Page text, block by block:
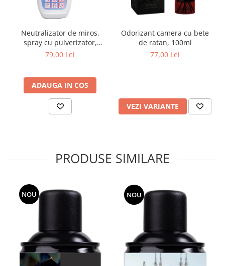
Neutralizator de miros,
spray cu pulverizator,
750ml
79,00 Lei
ADAUGA IN COS
Odorizant camera cu bete
de ratan, 100ml
77,00 Lei
VEZI VARIANTE
PRODUSE SIMILARE
NOU NOU